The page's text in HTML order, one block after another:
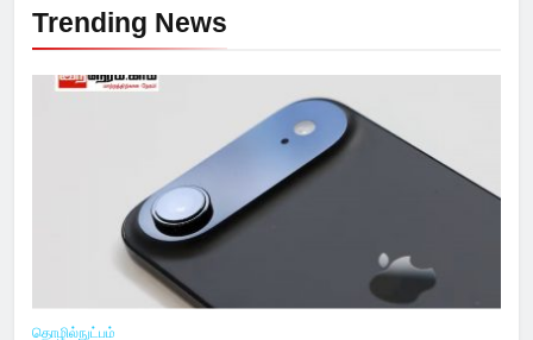
Trending News
தொழில்நுட்பம்